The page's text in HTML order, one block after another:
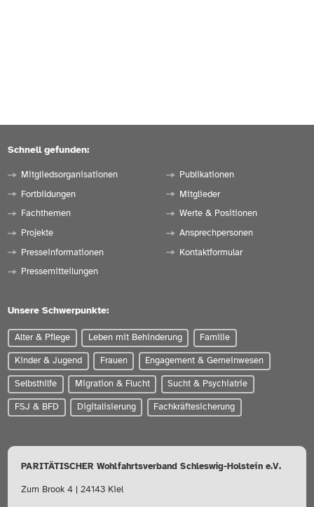
Schnell gefunden:
Mitgliedsorganisationen
Fortbildungen
Fachthemen
Projekte
Presseinformationen
Pressemitteilungen
Publikationen
Mitglieder
Werte & Positionen
Ansprechpersonen
Kontaktformular
Unsere Schwerpunkte:
Alter & Pflege Leben mit Behinderung Familie
Kinder & Jugend Frauen Engagement & Gemeinwesen
Selbsthilfe Migration & Flucht Sucht & Psychiatrie
FSJ & BFD Digitalisierung Fachkräftesicherung
PARITÄTISCHER Wohlfahrtsverband Schleswig-Holstein e.V.
Zum Brook 4 | 24143 Kiel